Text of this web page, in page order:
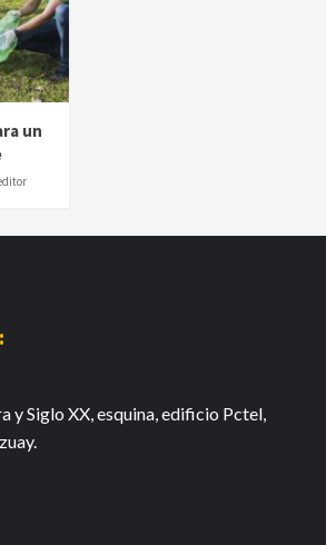
un
y Siglo XX, esquina, edificio Pctel,